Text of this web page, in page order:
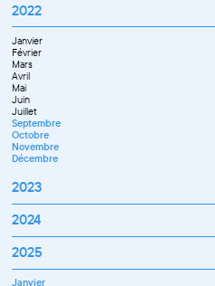
Septembre
Octobre
Novembre
Décembre
2022
Janvier
Février
Mars
Avril
Mai
Juin
Juillet
Septembre
Octobre
Novembre
Décembre
2023
Janvier
Mars
Avril
Juin
2024
Janvier
Mars
2025
Janvier